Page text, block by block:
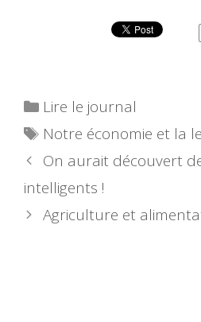
Catégories
Lire le journal
Étiquettes
Notre économie et la
On aurait découvert
intelligents !
Agriculture et